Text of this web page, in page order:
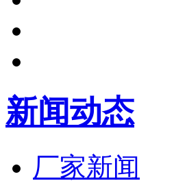
新闻动态
厂家新闻